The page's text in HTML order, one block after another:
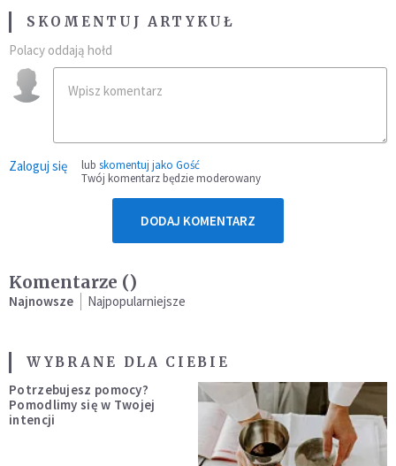
SKOMENTUJ ARTYKUŁ
Polacy oddają hołd
Zaloguj się lub skomentuj jako Gość
Twój komentarz będzie moderowany
DODAJ KOMENTARZ
Komentarze ()
Najnowsze Najpopularniejsze
WYBRANE DLA CIEBIE
Potrzebujesz pomocy?
Pomodlimy się w Twojej
intencji